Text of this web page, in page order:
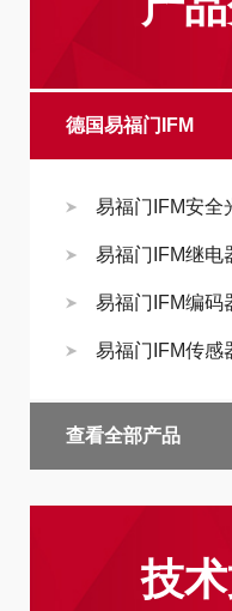
德国易福门IFM
易福门IFM安全
易福门IFM继电
易福门IFM编码
易福门IFM传感
查看全部产品
技